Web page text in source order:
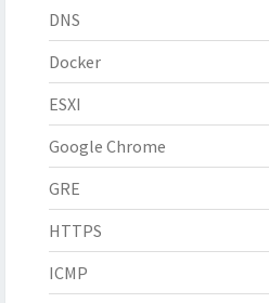
DNS
Docker
ESXI
Google Chrome
GRE
HTTPS
ICMP